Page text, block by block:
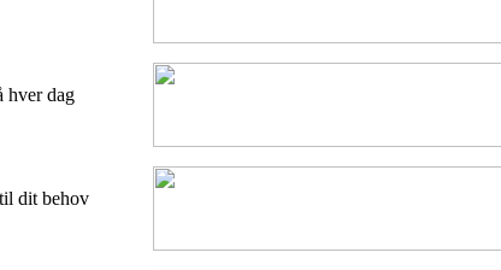
hver dag
dit behov